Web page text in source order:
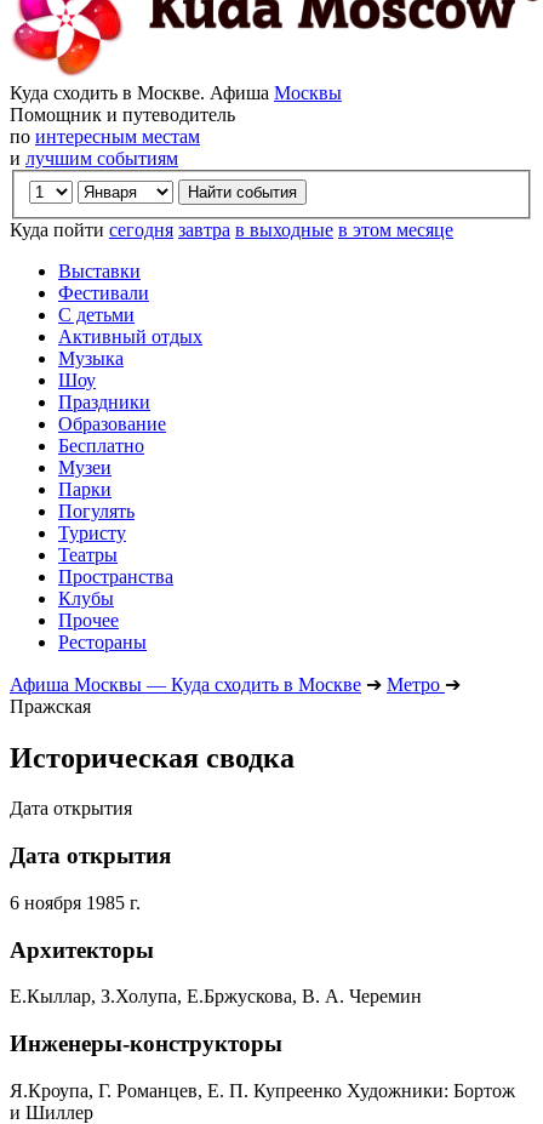
Куда сходить в Москве. Афиша Москвы
Помощник и путеводитель
по интересным местам
и лучшим событиям
Куда пойти сегодня завтра в выходные в этом месяце
Выставки
Фестивали
С детьми
Активный отдых
Музыка
Шоу
Праздники
Образование
Бесплатно
Музеи
Парки
Погулять
Туристу
Театры
Пространства
Клубы
Прочее
Рестораны
Афиша Москвы — Куда сходить в Москве ➔ Метро ➔
Пражская
Историческая сводка
Дата открытия
Дата открытия
6 ноября 1985 г.
Архитекторы
Е.Кыллар, З.Холупа, Е.Бржускова, В. А. Черемин
Инженеры-конструкторы
Я.Кроупа, Г. Романцев, Е. П. Купреенко Художники: Бортож
и Шиллер